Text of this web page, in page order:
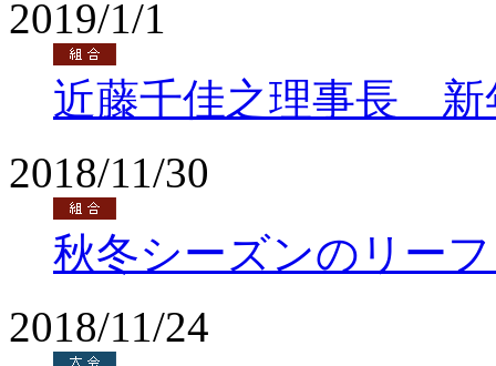
2019/1/1
近藤千佳之理事長 新
2018/11/30
秋冬シーズンのリー
2018/11/24